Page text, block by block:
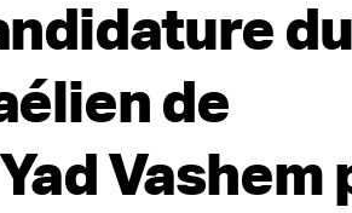
du
de
Vashem